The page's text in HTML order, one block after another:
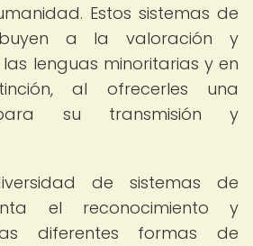
Estos sistemas de
a la valoración y
lenguas minoritarias y en
al ofrecerles una
su transmisión y
de sistemas de
el reconocimiento y
diferentes formas de